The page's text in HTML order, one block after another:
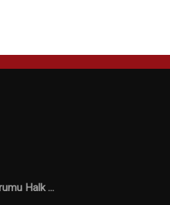
Halk ...